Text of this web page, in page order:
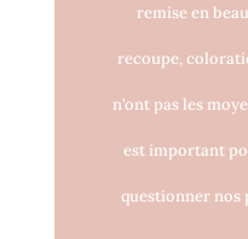
remise en
recoupe,
n’ont pas les
est important
questionner nos